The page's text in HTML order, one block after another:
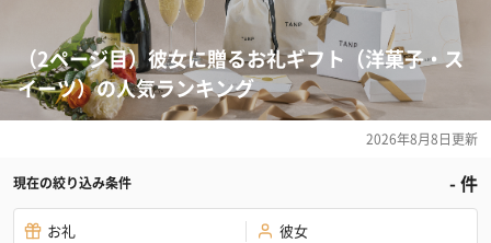
（2ページ目）彼女に贈るお礼ギフト（洋菓子・ス
イーツ）の人気ランキング
2026年8月8日更新
現在の絞り込み条件 -件
お礼 彼女